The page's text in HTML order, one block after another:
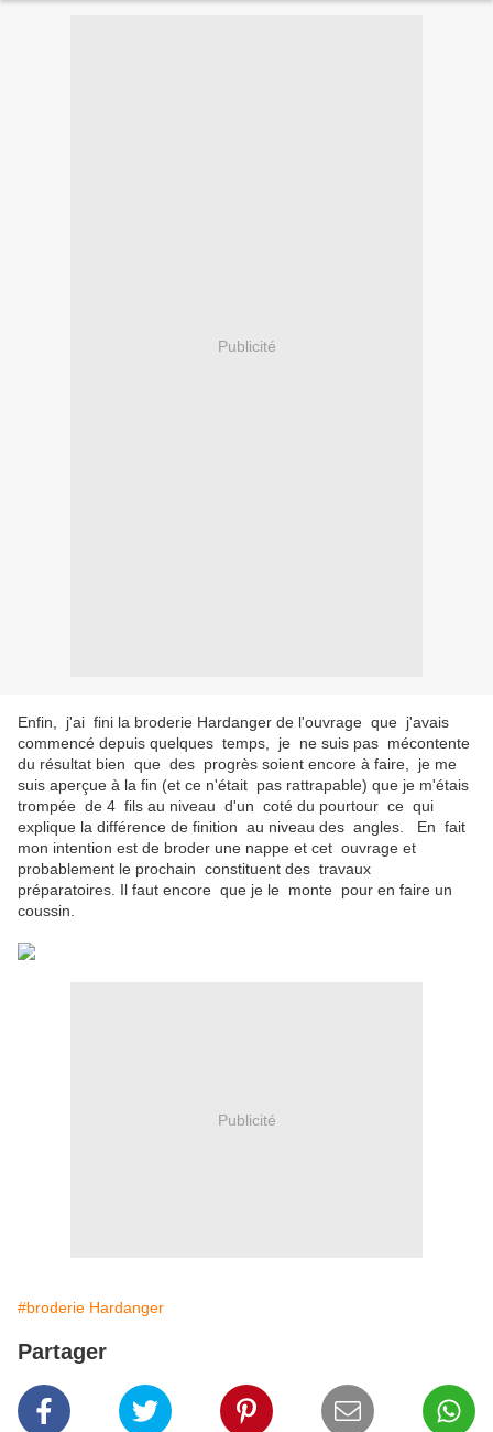
Publicité
Enfin, j'ai fini la broderie Hardanger de l'ouvrage que j'avais
commencé depuis quelques temps, je ne suis pas mécontente
du résultat bien que des progrès soient encore à faire, je me
suis aperçue à la fin (et ce n'était pas rattrapable) que je m'étais
trompée de 4 fils au niveau d'un coté du pourtour ce qui
explique la différence de finition au niveau des angles. En fait
mon intention est de broder une nappe et cet ouvrage et
probablement le prochain constituent des travaux
préparatoires. Il faut encore que je le monte pour en faire un
coussin.
Publicité
#broderie Hardanger
Partager